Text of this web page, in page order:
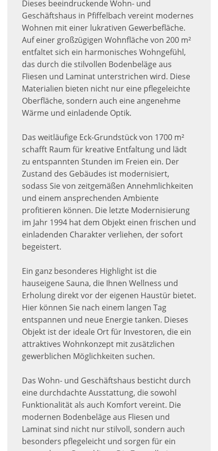
Dieses beeindruckende Wohn- und
Geschäftshaus in Pfiffelbach vereint modernes
Wohnen mit einer lukrativen Gewerbefläche.
Auf einer großzügigen Wohnfläche von 200 m²
entfaltet sich ein harmonisches Wohngefühl,
das durch die stilvollen Bodenbeläge aus
Fliesen und Laminat unterstrichen wird. Diese
Materialien bieten nicht nur eine pflegeleichte
Oberfläche, sondern auch eine angenehme
Wärme und einladende Optik.
Das weitläufige Eck-Grundstück von 1700 m²
schafft Raum für kreative Entfaltung und lädt
zu entspannten Stunden im Freien ein. Der
Zustand des Gebäudes ist modernisiert,
sodass Sie von zeitgemäßen Annehmlichkeiten
und einem ansprechenden Ambiente
profitieren können. Die letzte Modernisierung
im Jahr 1994 hat dem Objekt einen frischen und
einladenden Charakter verliehen, der sofort
begeistert.
Ein ganz besonderes Highlight ist die
hauseigene Sauna, die Ihnen Wellness und
Erholung direkt vor der eigenen Haustür bietet.
Hier können Sie nach einem langen Tag
entspannen und neue Energie tanken. Dieses
Objekt ist der ideale Ort für Investoren, die ein
attraktives Wohnkonzept mit zusätzlichen
gewerblichen Möglichkeiten suchen.
Das Wohn- und Geschäftshaus besticht durch
eine durchdachte Ausstattung, die sowohl
Funktionalität als auch Komfort vereint. Die
modernen Bodenbeläge aus Fliesen und
Laminat sind nicht nur stilvoll, sondern auch
besonders pflegeleicht und sorgen für ein